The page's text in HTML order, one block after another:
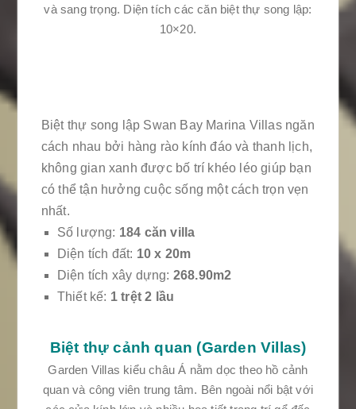
và sang trọng. Diện tích các căn biệt thự song lập:
10×20.
Biệt thự song lập Swan Bay Marina Villas ngăn
cách nhau bởi hàng rào kính đáo và thanh lịch,
không gian xanh được bố trí khéo léo giúp bạn
có thể tận hưởng cuộc sống một cách trọn vẹn
nhất.
Số lượng: 184 căn villa
Diện tích đất: 10 x 20m
Diện tích xây dựng: 268.90m2
Thiết kế: 1 trệt 2 lầu
Biệt thự cảnh quan (Garden Villas)
Garden Villas kiểu châu Á nằm dọc theo hồ cảnh
quan và công viên trung tâm. Bên ngoài nổi bật với